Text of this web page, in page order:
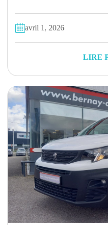
avril 1, 2026
LIRE